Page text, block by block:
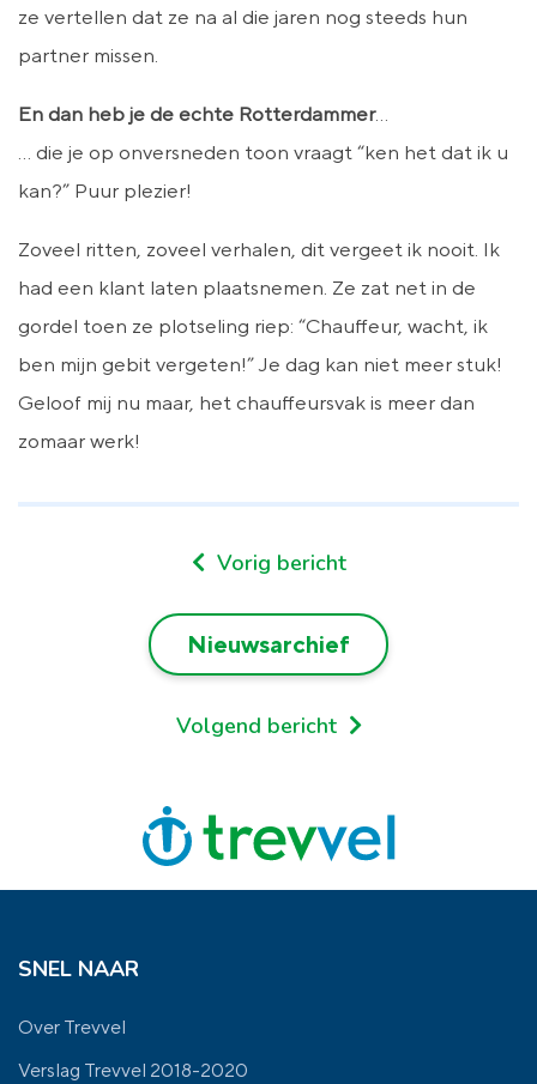
ze vertellen dat ze na al die jaren nog steeds hun
partner missen.
En dan heb je de echte Rotterdammer…
… die je op onversneden toon vraagt “ken het dat ik u
kan?” Puur plezier!
Zoveel ritten, zoveel verhalen, dit vergeet ik nooit. Ik
had een klant laten plaatsnemen. Ze zat net in de
gordel toen ze plotseling riep: “Chauffeur, wacht, ik
ben mijn gebit vergeten!” Je dag kan niet meer stuk!
Geloof mij nu maar, het chauffeursvak is meer dan
zomaar werk!
Vorig bericht
Nieuwsarchief
Volgend bericht
SNEL NAAR
Over Trevvel
Verslag Trevvel 2018-2020